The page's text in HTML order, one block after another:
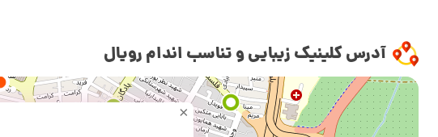
آدرس کلینیک زیبایی و تناسب اندام رویال
×